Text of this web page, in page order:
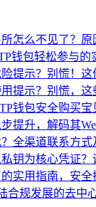
怎么不见了？
钱包轻松参与的
提示？别慌！
提示？别慌，
钱包安全购买宝
提升，解码其
全渠道联系方式
钥为核心凭证？
实用指南，安全
合规发展的去中